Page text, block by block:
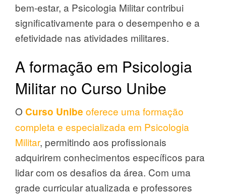
bem-estar, a Psicologia Militar contribui
significativamente para o desempenho e a
efetividade nas atividades militares.
A formação em Psicologia
Militar no Curso Unibe
O Curso Unibe oferece uma formação
completa e especializada em Psicologia
Militar, permitindo aos profissionais
adquirirem conhecimentos específicos para
lidar com os desafios da área. Com uma
grade curricular atualizada e professores